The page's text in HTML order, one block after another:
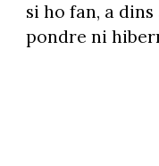
si ho fan, a
pondre ni